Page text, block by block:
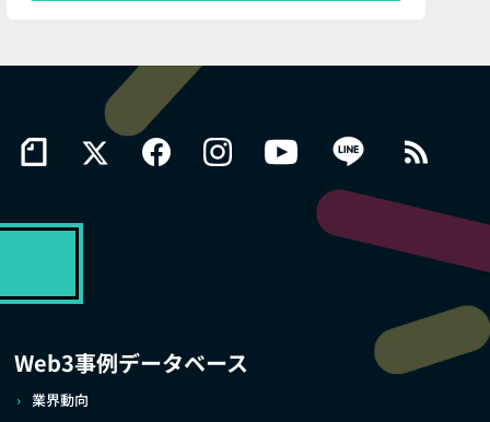
Web3事例データベース
業界動向